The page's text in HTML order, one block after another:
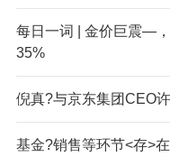
每日一词 | 金价巨震—
35%
倪真?与京东集团CEO
基金?销售等环节<存>